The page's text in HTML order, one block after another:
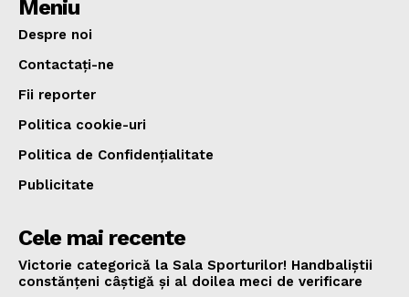
Meniu
Despre noi
Contactați-ne
Fii reporter
Politica cookie-uri
Politica de Confidențialitate
Publicitate
Cele mai recente
Victorie categorică la Sala Sporturilor! Handbaliștii
constănțeni câștigă și al doilea meci de verificare